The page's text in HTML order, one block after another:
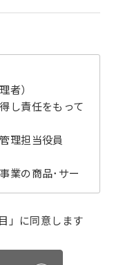
者）
し責任をもって
理担当役員
業の商品･サー
だいているセミ
に管理し、法的
」に同意します